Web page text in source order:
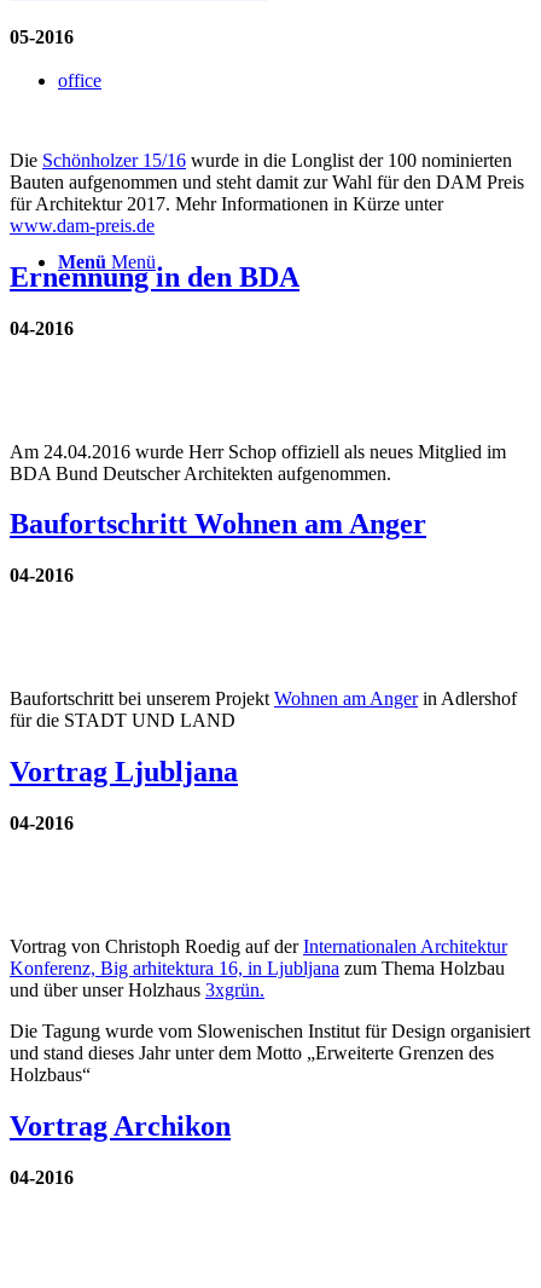
office
Menü Menü
05-2016
Die Schönholzer 15/16 wurde in die Longlist der 100 nominierten
Bauten aufgenommen und steht damit zur Wahl für den DAM Preis
für Architektur 2017. Mehr Informationen in Kürze unter
www.dam-preis.de
Ernennung in den BDA
04-2016
Am 24.04.2016 wurde Herr Schop offiziell als neues Mitglied im
BDA Bund Deutscher Architekten aufgenommen.
Baufortschritt Wohnen am Anger
04-2016
Baufortschritt bei unserem Projekt Wohnen am Angerin Adlershof
für die STADT UND LAND
Vortrag Ljubljana
04-2016
Vortrag von Christoph Roedig auf derInternationalen Architektur
Konferenz, Big arhitektura 16, in Ljubljana zum Thema Holzbau
und über unser Holzhaus 3xgrün.
Die Tagung wurde vom Slowenischen Institut für Design organisiert
und stand dieses Jahr unter dem Motto „Erweiterte Grenzen des
Holzbaus“
Vortrag Archikon
04-2016